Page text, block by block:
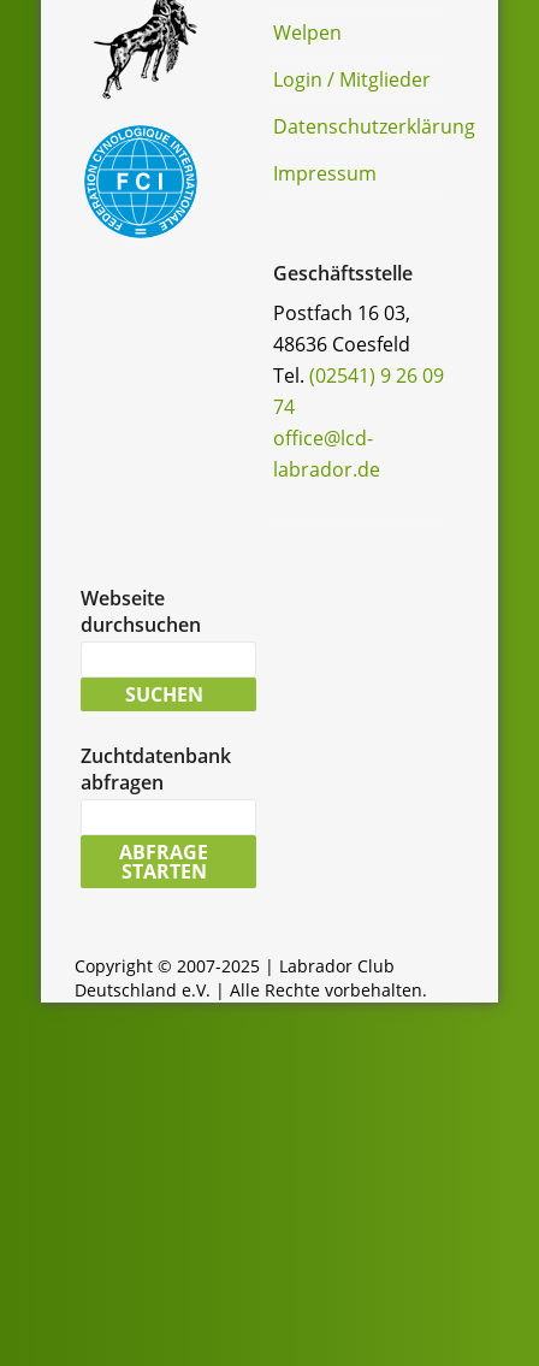
Welpen
Login / Mitglieder
Datenschutzerklärung
Impressum
Geschäftsstelle
Postfach 16 03,
48636 Coesfeld
Tel. (02541) 9 26 09
74
office@lcd-
labrador.de
Webseite
durchsuchen
nach:SUCHEN
Zuchtdatenbank
abfragen
Zuchtdatenbank
durchsuchen:
ABFRAGE
STARTEN
Copyright © 2007-2025 | Labrador Club
Deutschland e.V. | Alle Rechte vorbehalten.